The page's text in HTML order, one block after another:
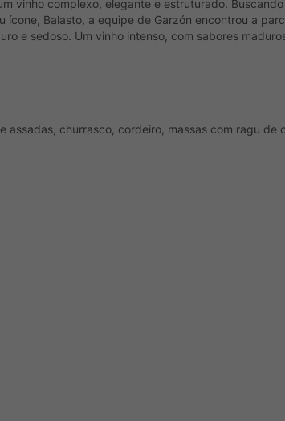
vinho complexo, elegante e estruturado.
ícone, Balasto, a equipe de Garzón encontrou a
e sedoso. Um vinho intenso, com sabores
assadas, churrasco, cordeiro, massas com ragu de